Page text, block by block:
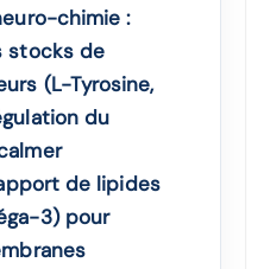
chimie :
stocks de
(L-Tyrosine,
du
de lipides
3) pour